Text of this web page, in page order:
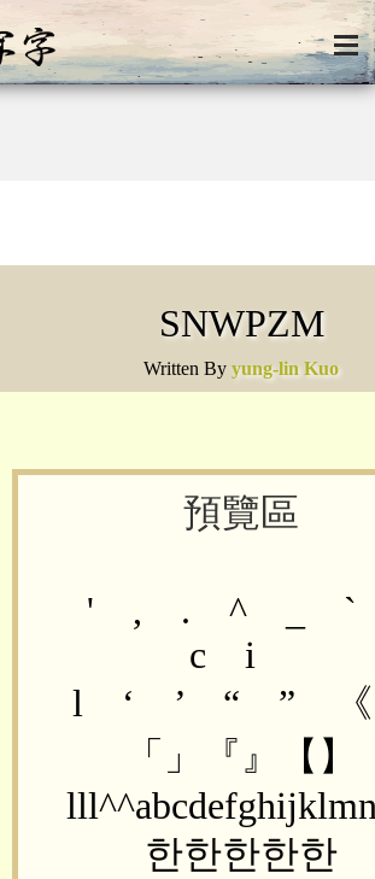
SNWPZM
Written Byyung-lin Kuo
預覽區
' , . ^
`
c
i
l
‘ ’ “ ” 《
「
」 『 』 【 】
lll^^abcdefghijklm
한한한한한